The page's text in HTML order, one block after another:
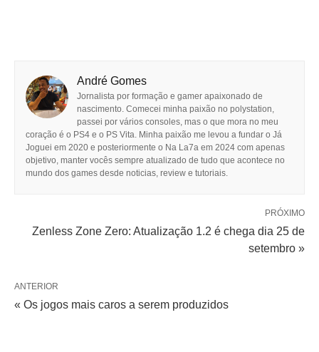
André Gomes
Jornalista por formação e gamer apaixonado de
nascimento. Comecei minha paixão no polystation,
passei por vários consoles, mas o que mora no meu
coração é o PS4 e o PS Vita. Minha paixão me levou a fundar o Já
Joguei em 2020 e posteriormente o Na La7a em 2024 com apenas
objetivo, manter vocês sempre atualizado de tudo que acontece no
mundo dos games desde noticias, review e tutoriais.
PRÓXIMO
Zenless Zone Zero: Atualização 1.2 é chega dia 25 de
setembro »
ANTERIOR
« Os jogos mais caros a serem produzidos